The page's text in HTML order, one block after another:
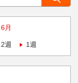
6月
2週 1週